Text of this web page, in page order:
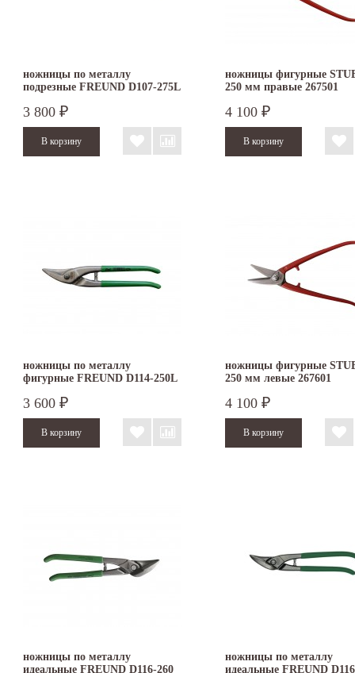
ножницы по металлу
подрезные FREUND D107-275L
3 800 ₽
ножницы фигурные
250 мм правые 267501
4 100 ₽
ножницы по металлу
фигурные FREUND D114-250L
3 600 ₽
ножницы фигурные
250 мм левые 267601
4 100 ₽
ножницы по металлу
идеальные FREUND D116-260
ножницы по металлу
идеальные FREUND